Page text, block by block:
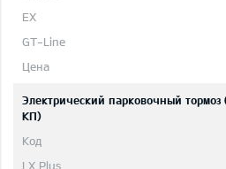
Электрический парковочный тормоз
КП)